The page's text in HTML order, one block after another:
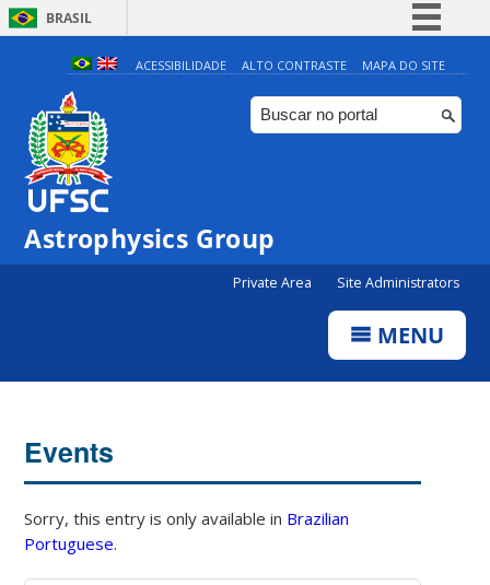
BRASIL
Simplifique!
Comunica BR
Participe
ACESSIBILIDADE ALTO CONTRASTE MAPA DO SITE
Astrophysics Group
Private Area Site Administrators
MENU
Events
Sorry, this entry is only available in Brazilian
Portuguese.
4:00
5:00